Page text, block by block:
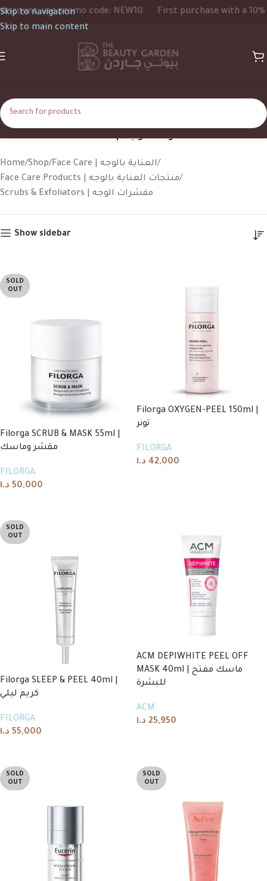
Skip to navigation
Skip to main content
code: NEW10 First purchase with a 10% discount, use
Scrubs & Exfoliators | مقشرات الوجه
Home Shop
Face Care | العناية بالوجه
Face Care Products | منتجات العناية بالوجه
Scrubs & Exfoliators | مقشرات الوجه
Show sidebar
SOLD
OUT
Filorga SCRUB & MASK 55ml |
مقشر وماسك
FILORGA
50,000 د.ا
Filorga OXYGEN-PEEL 150ml |
تونر
FILORGA
42,000 د.ا
SOLD
OUT
Filorga SLEEP & PEEL 40ml |
كريم ليلي
FILORGA
55,000 د.ا
ACM DEPIWHITE PEEL OFF
MASK 40ml | ماسك مفتح
للبشرة
ACM
25,950 د.ا
SOLD
OUT
SOLD
OUT